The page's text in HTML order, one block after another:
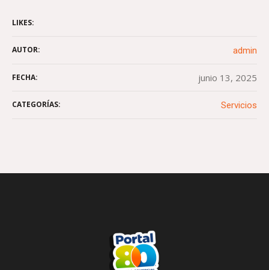
LIKES:
AUTOR: admin
FECHA: junio 13, 2025
CATEGORÍAS: Servicios